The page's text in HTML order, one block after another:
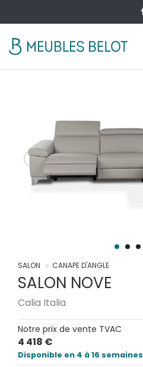
SALON CANAPE D'ANGLE
SALON NOVE
Calia Italia
Notre prix de vente TVAC
4 418 €
Disponible en 4 à 16 semaines